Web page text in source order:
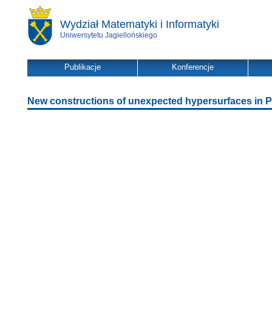
Wydział Matematyki i Informatyki
Uniwersytetu Jagiellońskiego
Publikacje Konferencje
New constructions of unexpected hypersurfaces in